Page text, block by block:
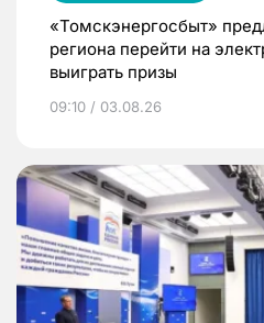
«Томскэнергосбыт»
региона перейти на
выиграть призы
09:10 / 03.08.26